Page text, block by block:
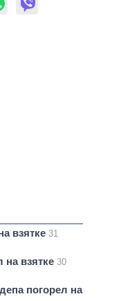
взятке 31
на взятке 30
погорел на